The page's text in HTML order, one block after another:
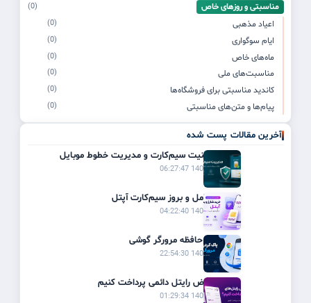
مناسبتی و روزهای خاص (0)
اعیاد مذهبی (0)
ایام سوگواری (0)
ماه‌های خاص (0)
مناسبت‌های ملی (0)
کاندید مناسبتی برای فروشگاه‌ها (0)
پیام‌ها و متن‌های مناسبتی (0)
آخرین مقالات پست شده
راهنمای امنیت سیم‌کارت و مدیریت خطوط موبایل
1405/03/21 06:27:47
راهنمای کامل و بروز سیم‌کارت آپتل
1405/03/20 04:22:40
پاک کردن حافظه مرورگر گوشی
1405/03/19 22:54:30
چگونه قبوض رایتل دائمی پرداخت کنیم
1405/02/31 01:29:34